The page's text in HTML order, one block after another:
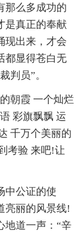
那么多成功的
是真正的奉献
现出来，才会
都显得苍白无
判员”。
朝霞 一个灿烂
彩旗飘飘 运
千万个美丽的
考验 来吧!让
中公证的使
亮丽的风景线!
地道一声：“辛